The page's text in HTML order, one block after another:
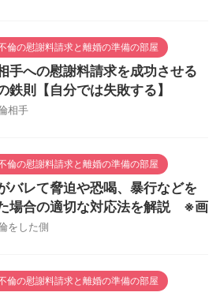
倫の慰謝料請求と離婚の準備の部屋
手への慰謝料請求を成功させる
鉄則【自分では失敗する】
相手
倫の慰謝料請求と離婚の準備の部屋
バレて脅迫や恐喝、暴行などを
場合の適切な対応法を解説 ※画
をした側
倫の慰謝料請求と離婚の準備の部屋